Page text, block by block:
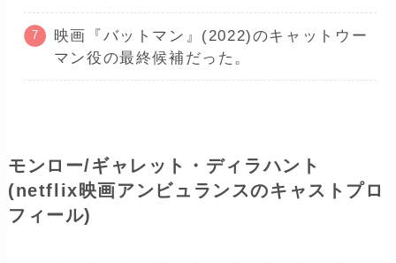
映画『バットマン』(2022)のキャットウー
マン役の最終候補だった。
モンロー/ギャレット・ディラハント
(netflix映画アンビュランスのキャストプロ
フィール)